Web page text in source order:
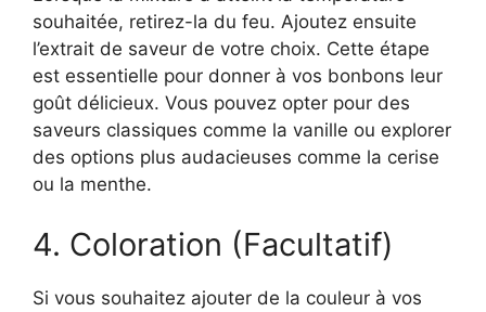
souhaitée, retirez-la du feu. Ajoutez ensuite
l’extrait de saveur de votre choix. Cette étape
est essentielle pour donner à vos bonbons leur
goût délicieux. Vous pouvez opter pour des
saveurs classiques comme la vanille ou explorer
des options plus audacieuses comme la cerise
ou la menthe.
4. Coloration (Facultatif)
Si vous souhaitez ajouter de la couleur à vos